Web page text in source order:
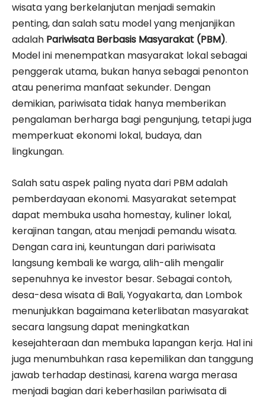
wisata yang berkelanjutan menjadi semakin
penting, dan salah satu model yang menjanjikan
adalah Pariwisata Berbasis Masyarakat (PBM).
Model ini menempatkan masyarakat lokal sebagai
penggerak utama, bukan hanya sebagai penonton
atau penerima manfaat sekunder. Dengan
demikian, pariwisata tidak hanya memberikan
pengalaman berharga bagi pengunjung, tetapi juga
memperkuat ekonomi lokal, budaya, dan
lingkungan.
Salah satu aspek paling nyata dari PBM adalah
pemberdayaan ekonomi. Masyarakat setempat
dapat membuka usaha homestay, kuliner lokal,
kerajinan tangan, atau menjadi pemandu wisata.
Dengan cara ini, keuntungan dari pariwisata
langsung kembali ke warga, alih-alih mengalir
sepenuhnya ke investor besar. Sebagai contoh,
desa-desa wisata di Bali, Yogyakarta, dan Lombok
menunjukkan bagaimana keterlibatan masyarakat
secara langsung dapat meningkatkan
kesejahteraan dan membuka lapangan kerja. Hal ini
juga menumbuhkan rasa kepemilikan dan tanggung
jawab terhadap destinasi, karena warga merasa
menjadi bagian dari keberhasilan pariwisata di